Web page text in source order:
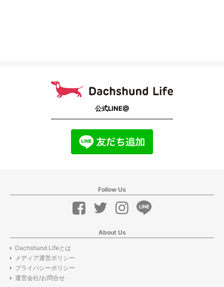
公式LINE@
Follow Us
About Us
Dachshund Lifeとは
メディア運営ポリシー
プライバシーポリシー
運営会社/お問合せ